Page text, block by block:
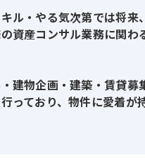
・再建築不可物件等、全
なっております。弊社
能、さらに万全案財務
や既存オーナー様から
キル・やる気次第では将来
資産コンサル業務に関わ
建物企画・建築・賃貸募
っており、物件に愛着が